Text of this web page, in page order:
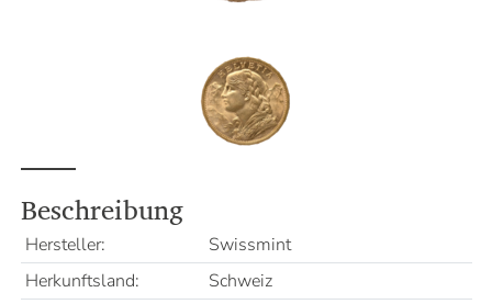
Beschreibung
Hersteller:
Swissmint
Herkunftsland:
Schweiz